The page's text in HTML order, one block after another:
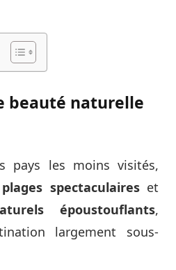
beauté naturelle
pays les moins visités,
plages spectaculaireset
époustouflants,
largement sous-